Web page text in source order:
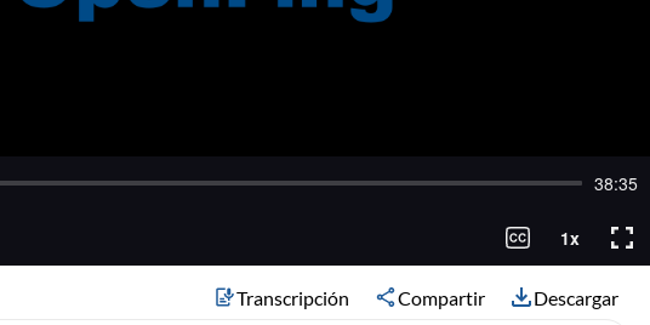
Transcripción Compartir Descargar